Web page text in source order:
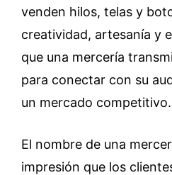
venden hilos, telas y
creatividad, artesanía y
que una mercería
para conectar con su
un mercado competitivo.
El nombre de una
impresión que los